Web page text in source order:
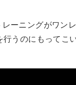
ーニングがワン
うのにもってこ